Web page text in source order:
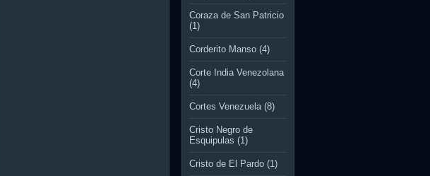
Coraza de San Patricio
(1)
Corderito Manso (4)
Corte India Venezolana
(4)
Cortes Venezuela (8)
Cristo Negro de
Esquipulas (1)
Cristo de El Pardo (1)